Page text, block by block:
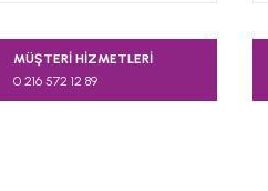
MÜŞTERİ HİZMETLERİ
0 216 572 12 89